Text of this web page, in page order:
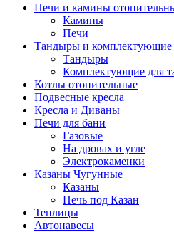
Печи и камины
Камины
Печи
Тандыры и комплектующие
Тандыры
Комплектующие для
Котлы отопительные
Подвесные кресла
Кресла и Диваны
Печи для бани
Газовые
На дровах и угле
Электрокаменки
Казаны Чугунные
Казаны
Печь под Казан
Теплицы
Автонавесы